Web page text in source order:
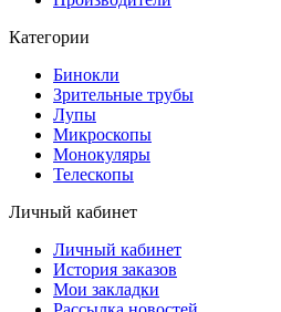
Категории
Бинокли
Зрительные трубы
Лупы
Микроскопы
Монокуляры
Телескопы
Личный кабинет
Личный кабинет
История заказов
Мои закладки